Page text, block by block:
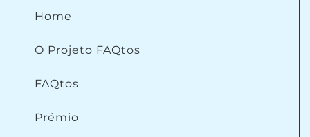
Home
O Projeto FAQtos
FAQtos
Prémio